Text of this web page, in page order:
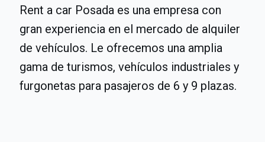
Rent a car Posada es una empresa con
gran experiencia en el mercado de alquiler
de vehículos. Le ofrecemos una amplia
gama de turismos, vehículos industriales y
furgonetas para pasajeros de 6 y 9 plazas.